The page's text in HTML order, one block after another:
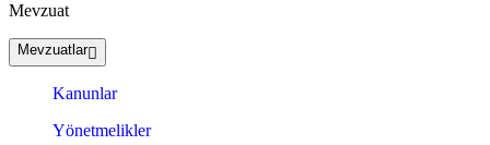
Mevzuat
Mevzuatlar
Kanunlar
Yönetmelikler